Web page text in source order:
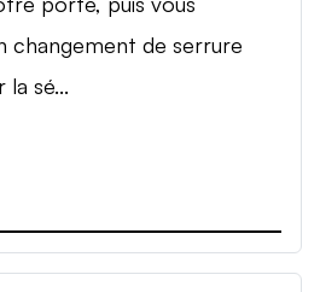
changement de serrure
sé...